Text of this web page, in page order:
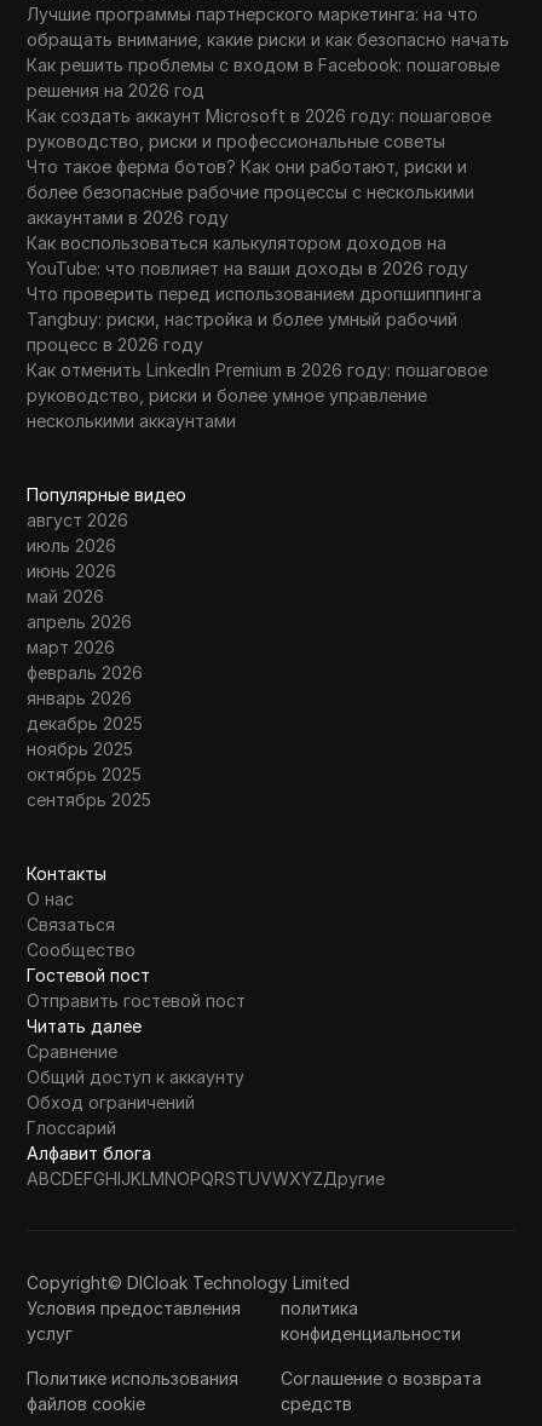
YouTube Premium
Zalando
Zelle
Лучшие программы партнерского маркетинга: на что
обращать внимание, какие риски и как безопасно начать
Как решить проблемы с входом в Facebook: пошаговые
решения на 2026 год
Как создать аккаунт Microsoft в 2026 году: пошаговое
руководство, риски и профессиональные советы
Что такое ферма ботов? Как они работают, риски и
более безопасные рабочие процессы с несколькими
аккаунтами в 2026 году
Как воспользоваться калькулятором доходов на
YouTube: что повлияет на ваши доходы в 2026 году
Что проверить перед использованием дропшиппинга
Tangbuy: риски, настройка и более умный рабочий
процесс в 2026 году
Как отменить LinkedIn Premium в 2026 году: пошаговое
руководство, риски и более умное управление
несколькими аккаунтами
Популярные видео
август 2026
июль 2026
июнь 2026
май 2026
апрель 2026
март 2026
февраль 2026
январь 2026
декабрь 2025
ноябрь 2025
октябрь 2025
сентябрь 2025
Контакты
О нас
Связаться
Сообщество
Гостевой пост
Отправить гостевой пост
Читать далее
Сравнение
Общий доступ к аккаунту
Обход ограничений
Глоссарий
Алфавит блога
ABCDEFGHIJKLMNOPQRSTUVWXYZДругие
Copyright© DICloak Technology Limited
Условия предоставления
услуг
политика
конфиденциальности
Политике использования
файлов cookie
Соглашение о возврата
средств